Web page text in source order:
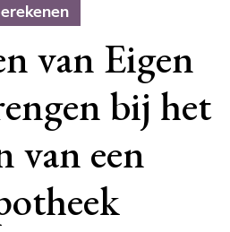
van Eigen
bij het
van een